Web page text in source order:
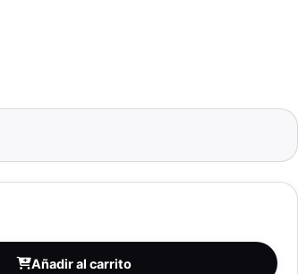
Añadir al carrito